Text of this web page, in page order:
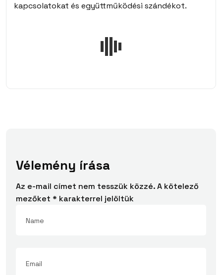
kapcsolatokat és együttműködési szándékot.
Vélemény írása
Az e-mail címet nem tesszük közzé.A kötelező
mezőket * karakterrel jelöltük